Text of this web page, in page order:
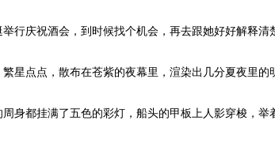
行庆祝酒会，到时候找个机会，再去跟她好好解释清
星点点，散布在苍紫的夜幕里，渲染出几分夏夜里的
身都挂满了五色的彩灯，船头的甲板上人影穿梭，举